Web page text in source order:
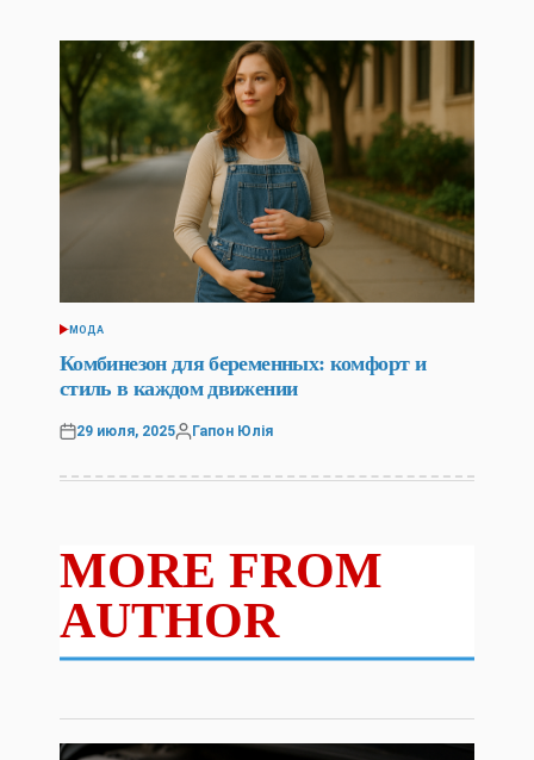
POSTED
IN
МОДА
Комбинезон для беременных: комфорт и
стиль в каждом движении
Posted
29 июля, 2025
Posted
Гапон Юлія
MORE FROM
AUTHOR